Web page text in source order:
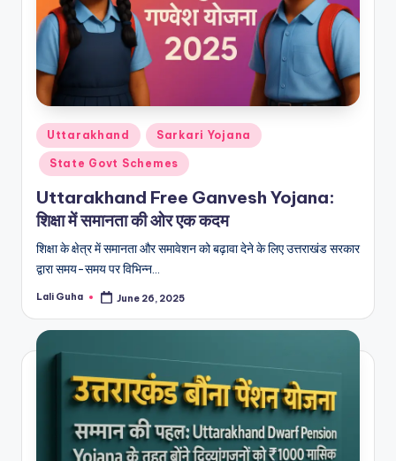
Posted
in
Uttarakhand Sarkari Yojana
State Govt Schemes
Uttarakhand Free Ganvesh Yojana:
शिक्षा में समानता की ओर एक कदम
शिक्षा के क्षेत्र में समानता और समावेशन को बढ़ावा देने के लिए उत्तराखंड सरकार
द्वारा समय-समय पर विभिन्न…
Posted
Lali Guha June 26, 2025